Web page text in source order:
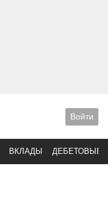
Войти
ВКЛАДЫ ДЕБЕТОВЫЕ